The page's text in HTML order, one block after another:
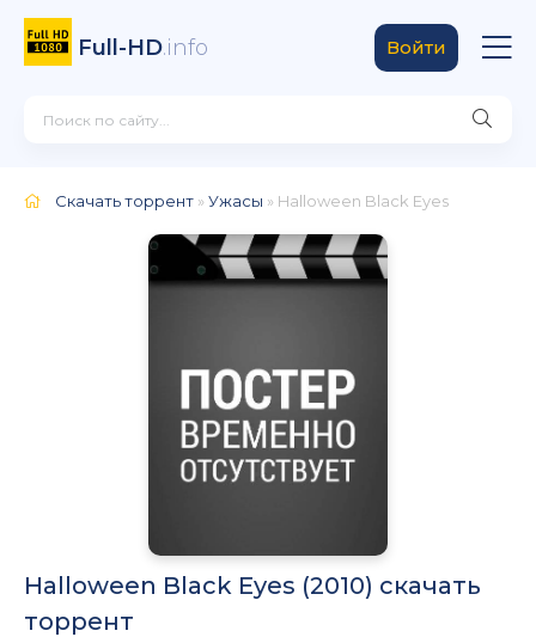
Full-HD.info Войти
Скачать торрент »Ужасы » Halloween Black Eyes
Halloween Black Eyes (2010) скачать
торрент